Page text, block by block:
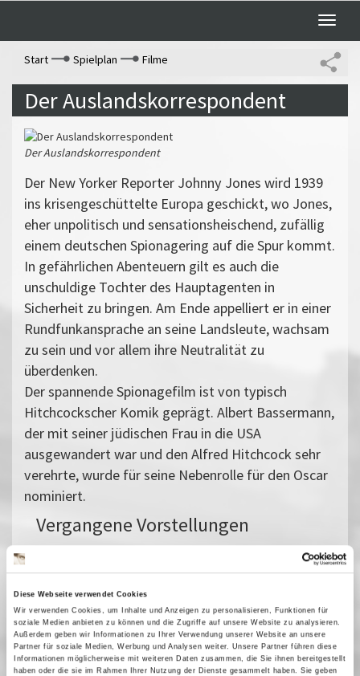
Diese Webseite verwendet Cookies
Wir verwenden Cookies, um Inhalte und Anzeigen zu personalisieren, Funktionen für
soziale Medien anbieten zu können und die Zugriffe auf unsere Website zu analysieren.
Außerdem geben wir Informationen zu Ihrer Verwendung unserer Website an unsere
Partner für soziale Medien, Werbung und Analysen weiter. Unsere Partner führen diese
Informationen möglicherweise mit weiteren Daten zusammen, die Sie ihnen bereitgestellt
haben oder die sie im Rahmen Ihrer Nutzung der Dienste gesammelt haben. Sie geben
Toggle
Start
Spielplan Filme
Der Auslandskorrespondent
Der Auslandskorrespondent
Der New Yorker Reporter Johnny Jones wird 1939
ins krisengeschüttelte Europa geschickt, wo Jones,
eher unpolitisch und sensationsheischend, zufällig
einem deutschen Spionagering auf die Spur kommt.
In gefährlichen Abenteuern gilt es auch die
unschuldige Tochter des Hauptagenten in
Sicherheit zu bringen. Am Ende appelliert er in einer
Rundfunkansprache an seine Landsleute, wachsam
zu sein und vor allem ihre Neutralität zu
überdenken.
Der spannende Spionagefilm ist von typisch
Hitchcockscher Komik geprägt. Albert Bassermann,
der mit seiner jüdischen Frau in die USA
ausgewandert war und den Alfred Hitchcock sehr
verehrte, wurde für seine Nebenrolle für den Oscar
nominiert.
Vergangene Vorstellungen
How to catch a Nazi -
Sommerfilmreihe
Brisante, spannende und auch humorvoll bis parodistische